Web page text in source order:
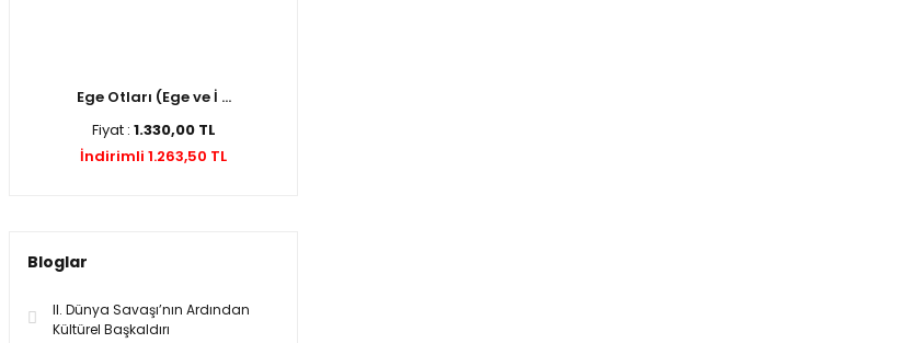
Ege Otları (Ege ve İ ...
Fiyat : 1.330,00 TL
İndirimli 1.263,50 TL
Bloglar
II. Dünya Savaşı’nın Ardından
Kültürel Başkaldırı